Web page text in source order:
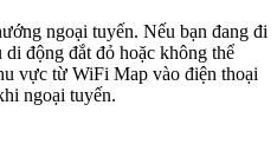
ngoại tuyến. Nếu bạn đang đi
động đắt đỏ hoặc không thể
vực từ WiFi Map vào điện thoại
ngoại tuyến.